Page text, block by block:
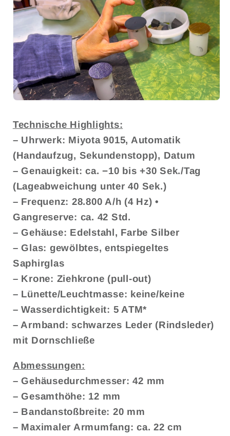
Technische Highlights:
– Uhrwerk: Miyota 9015, Automatik
(Handaufzug, Sekundenstopp), Datum
– Genauigkeit: ca. −10 bis +30 Sek./Tag
(Lageabweichung unter 40 Sek.)
– Frequenz: 28.800 A/h (4 Hz) •
Gangreserve: ca. 42 Std.
– Gehäuse: Edelstahl, Farbe Silber
– Glas: gewölbtes, entspiegeltes
Saphirglas
– Krone: Ziehkrone (pull-out)
– Lünette/Leuchtmasse: keine/keine
– Wasserdichtigkeit: 5 ATM*
– Armband: schwarzes Leder (Rindsleder)
mit Dornschließe
Abmessungen:
– Gehäusedurchmesser: 42 mm
– Gesamthöhe: 12 mm
– Bandanstoßbreite: 20 mm
– Maximaler Armumfang: ca. 22 cm